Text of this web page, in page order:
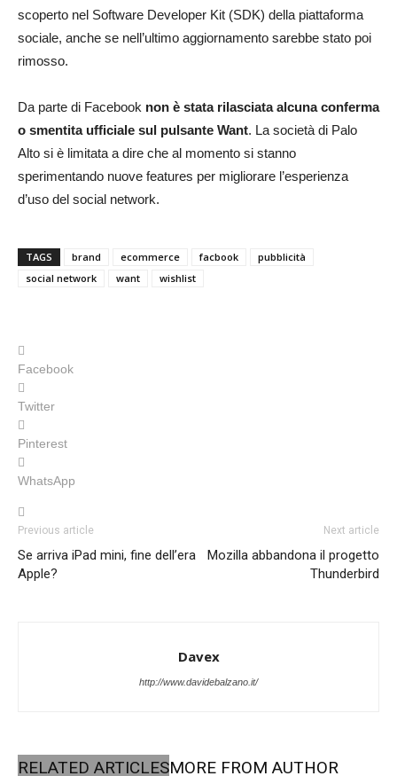
scoperto nel Software Developer Kit (SDK) della piattaforma
sociale, anche se nell’ultimo aggiornamento sarebbe stato poi
rimosso.
Da parte di Facebook non è stata rilasciata alcuna conferma
o smentita ufficiale sul pulsante Want. La società di Palo
Alto si è limitata a dire che al momento si stanno
sperimentando nuove features per migliorare l’esperienza
d’uso del social network.
TAGS brand ecommerce facbook
pubblicità
social network
want wishlist
Facebook
Twitter
Pinterest
WhatsApp
Previous article
Se arriva iPad mini, fine dell’era
Apple?
Next article
Mozilla abbandona il progetto
Thunderbird
Davex
http://www.davidebalzano.it/
RELATED ARTICLESMORE FROM AUTHOR